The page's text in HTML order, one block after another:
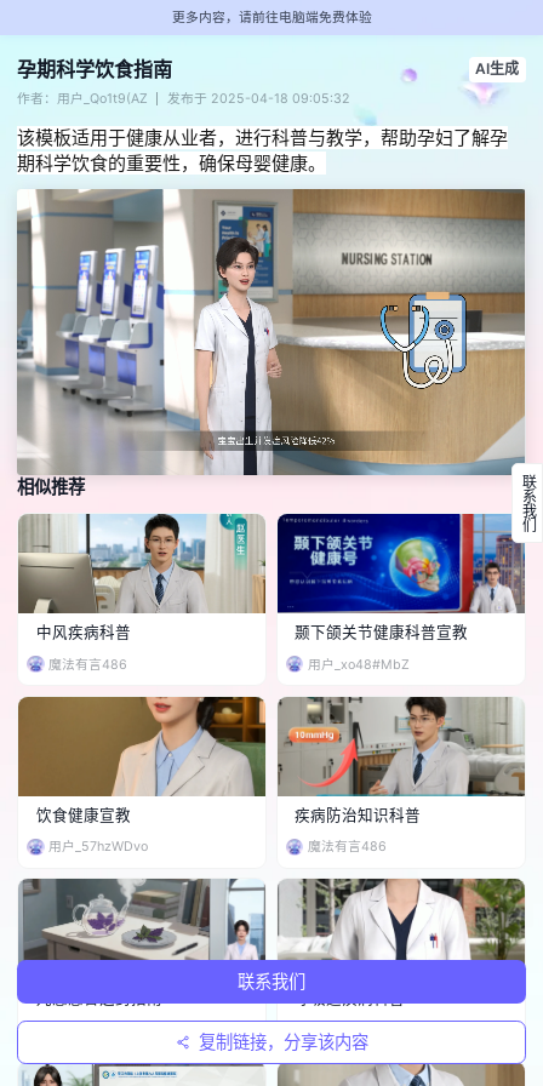
更多内容，请前往电脑端免费体验
孕期科学饮食指南 AI生成
作者：用户_Qo1t9(AZ 发布于 2025-04-18 09:05:32
该模板适用于健康从业者，进行科普与教学，帮助孕妇了解孕
期科学饮食的重要性，确保母婴健康。
相似推荐
中风疾病科普
魔法有言486
颞下颌关节健康科普宣教
用户_xo48#MbZ
饮食健康宣教
用户_57hzWDvo
疾病防治知识科普
魔法有言486
有言工作室
联系我们
复制链接，分享该内容
联系我们